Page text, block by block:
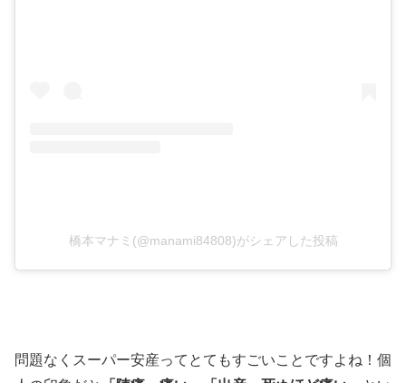
橋本マナミ(@manami84808)がシェアした投稿
問題なくスーパー安産ってとてもすごいことですよね！個